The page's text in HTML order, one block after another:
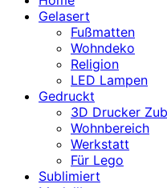
Gelasert
Fußmatten
Wohndeko
Religion
LED Lampen
Gedruckt
3D Drucker
Wohnbereich
Werkstatt
Für Lego
Sublimiert